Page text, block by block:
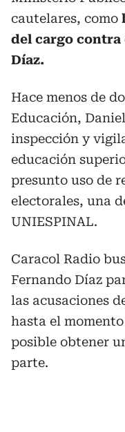
cautelares, como
del cargo contra
Díaz.
Hace menos de
Educación,
inspección y
educación
presunto uso de
electorales, una
UNIESPINAL.
Caracol Radio
Fernando Díaz
las acusaciones
hasta el
posible obtener
parte.